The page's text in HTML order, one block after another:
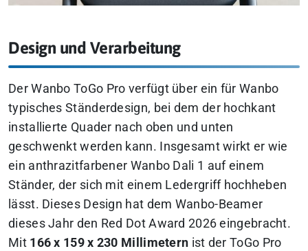
Design und Verarbeitung
Der Wanbo ToGo Pro verfügt über ein für Wanbo
typisches Ständerdesign, bei dem der hochkant
installierte Quader nach oben und unten
geschwenkt werden kann. Insgesamt wirkt er wie
ein anthrazitfarbener Wanbo Dali 1 auf einem
Ständer, der sich mit einem Ledergriff hochheben
lässt. Dieses Design hat dem Wanbo-Beamer
dieses Jahr den Red Dot Award 2026 eingebracht.
Mit 166 x 159 x 230 Millimetern ist der ToGo Pro